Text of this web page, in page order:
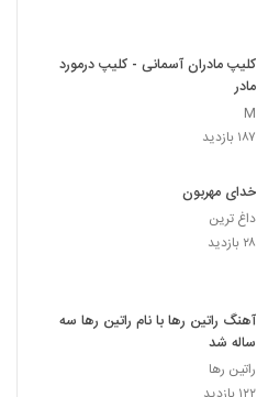
کلیپ مادران آسمانی - کلیپ درمورد
مادر
M
۱۸۷ بازدید
خدای مهربون
داغ ترین
۲۸ بازدید
آهنگ راتین رها با نام راتین رها سه
ساله شد
راتین رها